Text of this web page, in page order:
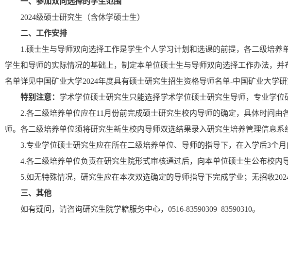
2024级硕士研究生（含休学硕士生）
二、工作安排
1.硕士生与导师双向选择工作是学生个人学习计划和选课的前提，各二级培养
学生和导师的实际情况的基础上，制定本单位硕士生与导师双向选择工作办法，
名单详见中国矿业大学2024年度具有硕士研究生招生资格导师名单-中国矿业大学
特别注意： 学术学位硕士研究生只能选择学术学位硕士研究生导师，专业学位
2.各二级培养单位应在11月份前完成硕士研究生校内导师的确定，具体时间
师。各二级培养单位须将研究生新生校内导师双选结果录入研究生培养管理信息
3.专业学位硕士研究生应在所在二级培养单位、导师的指导下，在入学后3个月
4.各二级培养单位负责在研究生院形式审核通过后，向本单位硕士生公布校内
5.如无特殊情况，研究生应在本次双选确定的导师指导下完成学业；无招收202
三、其他
如有疑问，请咨询研究生院学籍服务中心， 0516-83590309 83590310。